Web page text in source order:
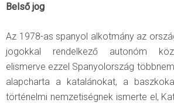
Belső jog
Az 1978-as spanyol alkotmány az
jogokkal rendelkező autonóm
elismerve ezzel Spanyolország
alapcharta a katalánokat, a
történelmi nemzetiségnek ismerte el,